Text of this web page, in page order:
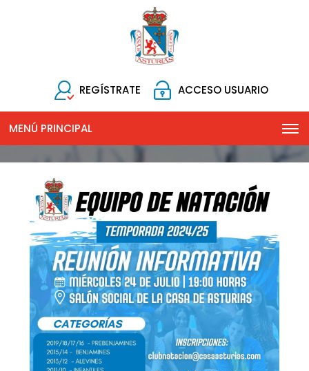
REGÍSTRATE ACCESO USUARIO
MENÚ PRINCIPAL